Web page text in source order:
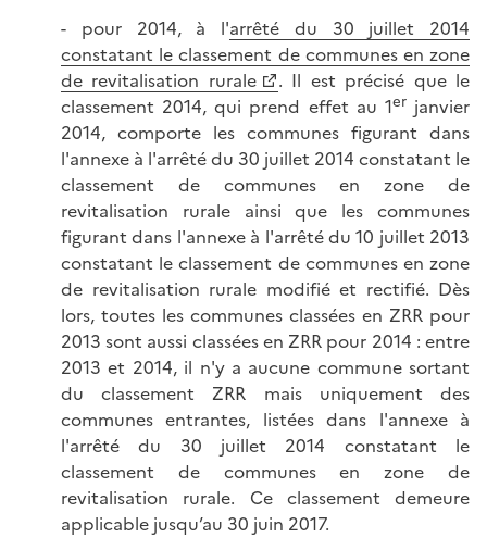
- pour 2014, à l'arrêté du 30 juillet 2014
constatant le classement de communes en zone
de revitalisation rurale
. Il est précisé que le
classement 2014, qui prend effet au 1erjanvier
2014, comporte les communes figurant dans
l'annexe à l'arrêté du 30 juillet 2014 constatant le
classement de communes en zone de
revitalisation rurale ainsi que les communes
figurant dans l'annexe à l'arrêté du 10 juillet 2013
constatant le classement de communes en zone
de revitalisation rurale modifié et rectifié. Dès
lors, toutes les communes classées en ZRR pour
2013 sont aussi classées en ZRR pour 2014 : entre
2013 et 2014, il n'y a aucune commune sortant
du classement ZRR mais uniquement des
communes entrantes, listées dans l'annexe à
l'arrêté du 30 juillet 2014 constatant le
classement de communes en zone de
revitalisation rurale. Ce classement demeure
applicable jusqu’au 30 juin 2017.